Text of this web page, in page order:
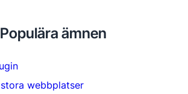
Populära ämnen
webbplatser